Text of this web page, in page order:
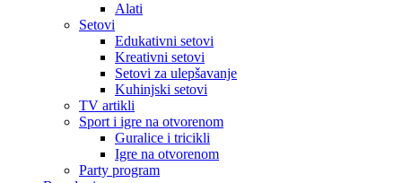
Alati
Setovi
Edukativni setovi
Kreativni setovi
Setovi za ulepšavanje
Kuhinjski setovi
TV artikli
Sport i igre na otvorenom
Guralice i tricikli
Igre na otvorenom
Party program